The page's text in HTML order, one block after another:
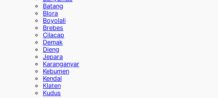
Batang
Blora
Boyolali
Brebes
Cilacap
Demak
Dieng
Jepara
Karanganyar
Kebumen
Kendal
Klaten
Kudus